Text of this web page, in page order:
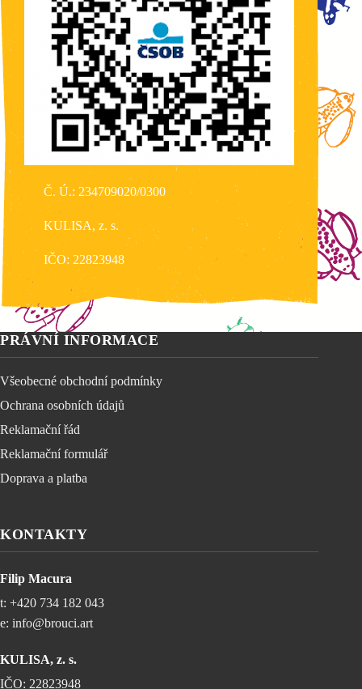
Č. Ú.: 234709020/0300
KULISA, z. s.
IČO: 22823948
PRÁVNÍ INFORMACE
Všeobecné obchodní podmínky
Ochrana osobních údajů
Reklamační řád
Reklamační formulář
Doprava a platba
KONTAKTY
Filip Macura
t: +420 734 182 043
e: info@brouci.art
KULISA, z. s.
IČO: 22823948